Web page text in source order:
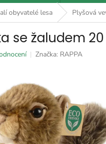
obyvatelé lesa Plyšová
se žaludem
Značka: RAPPA